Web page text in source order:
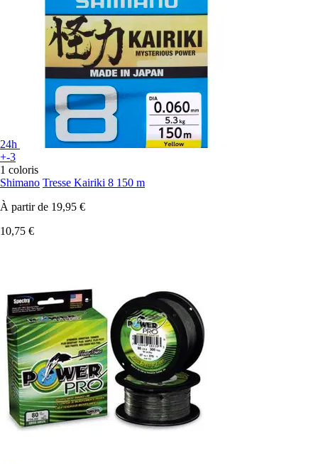
24h
+-3
1 coloris
Shimano Tresse Kairiki 8 150 m
À partir de 19,95 €
10,75 €